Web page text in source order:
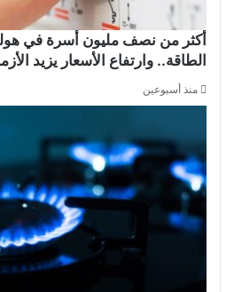
أكثر من نصف مليون أسرة في
الطاقة.. وارتفاع الأسعار يزيد
منذ أسبوعين